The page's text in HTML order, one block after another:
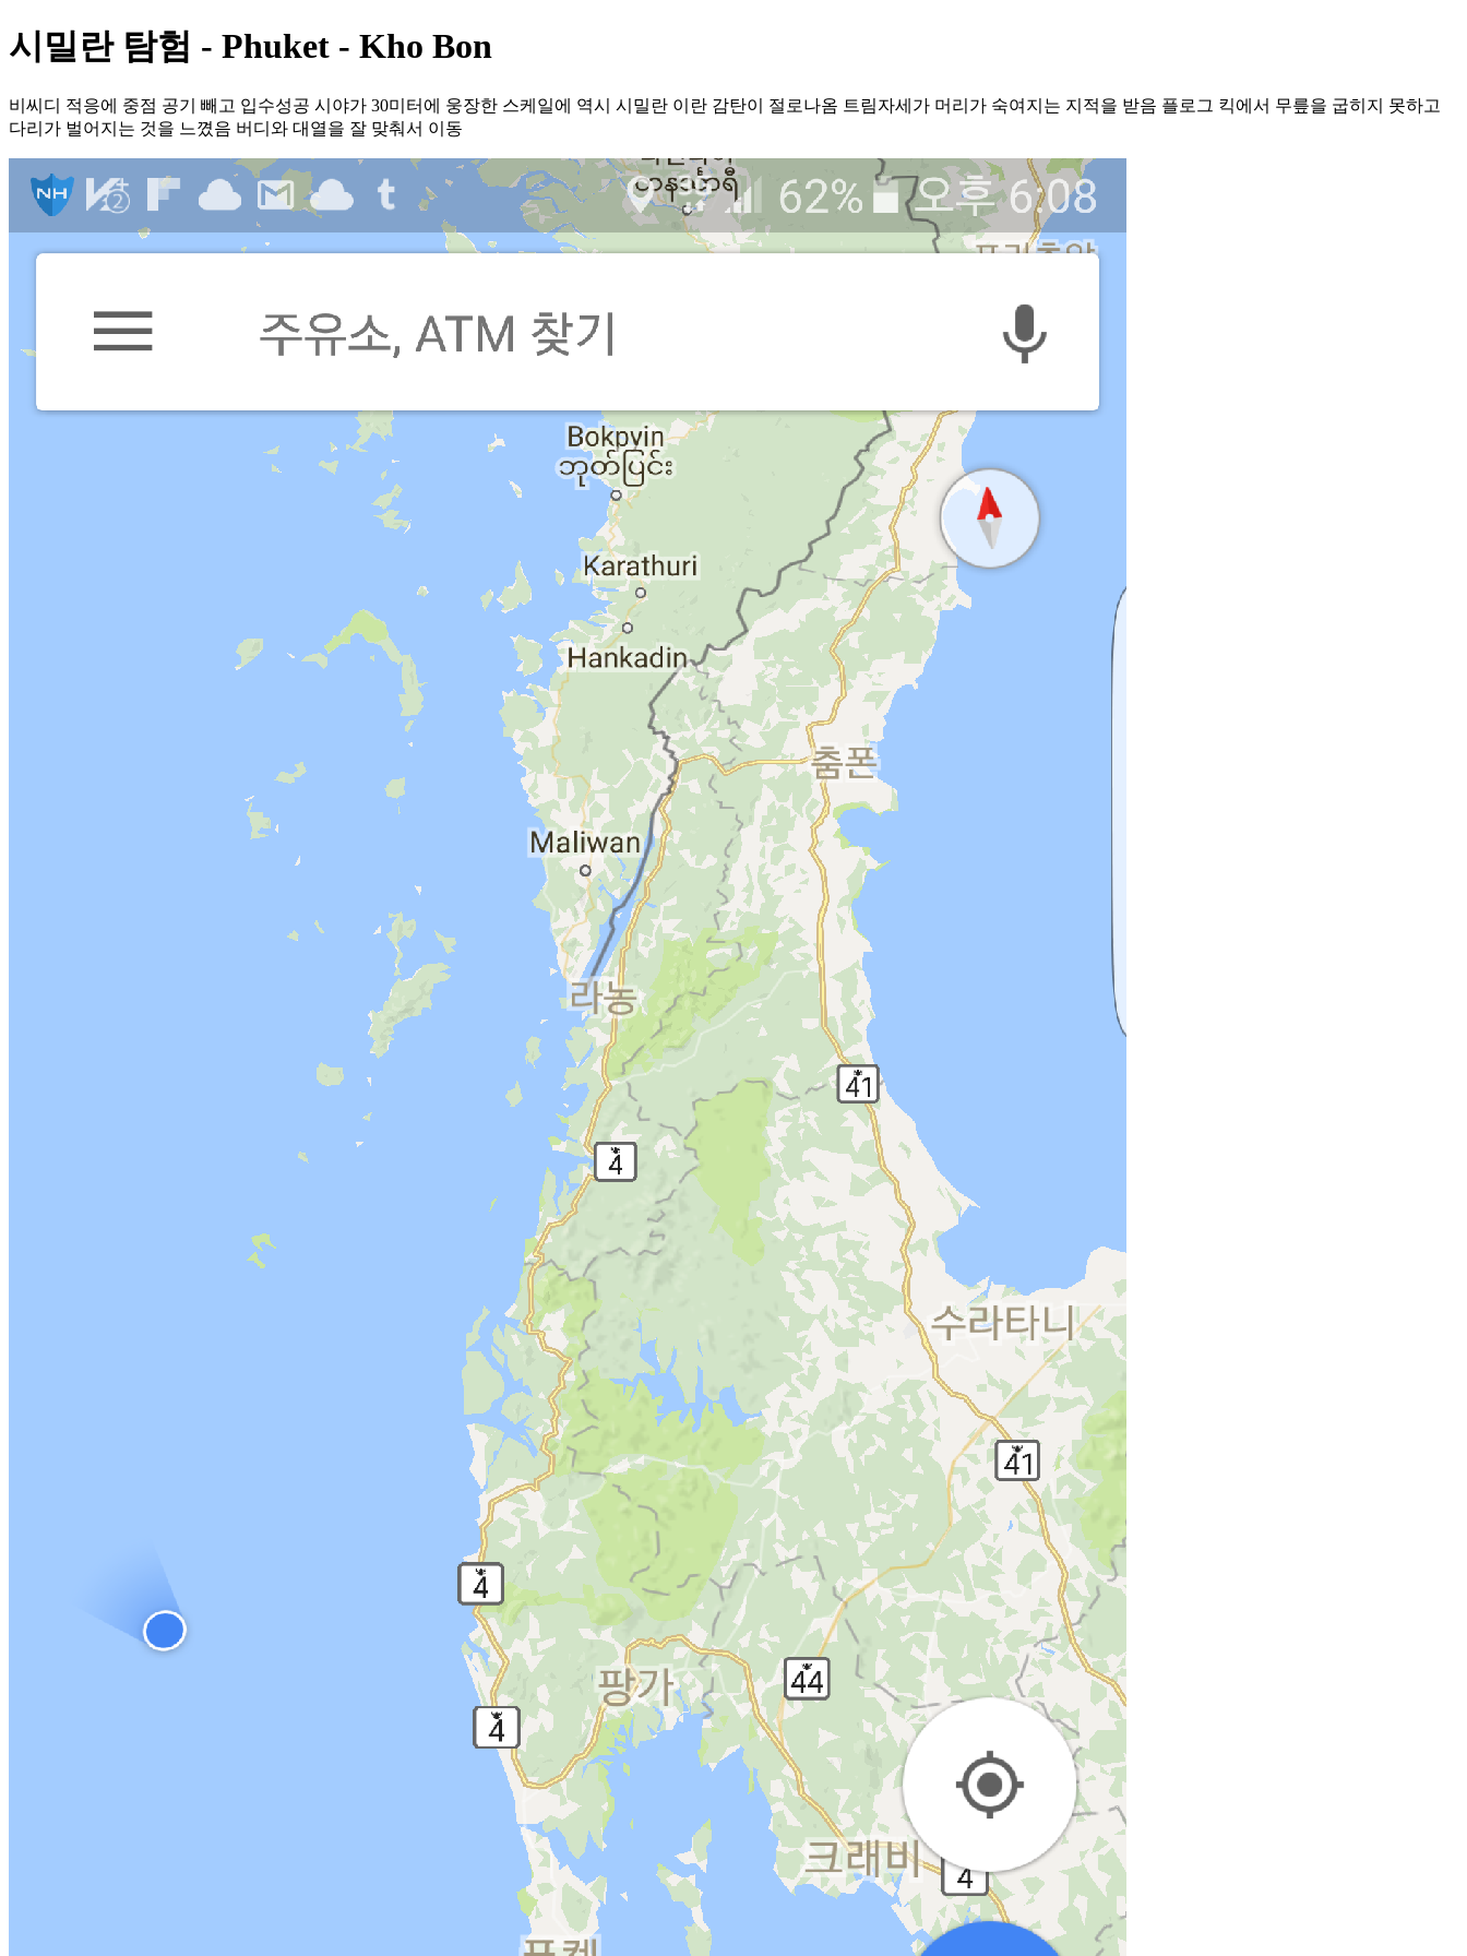
시밀란 탐험 - Phuket - Kho Bon
비씨디 적응에 중점 공기 빼고 입수성공 시야가 30미터에 웅장한 스케일에 역시 시밀란 이란 감탄이 절로나옴 트림자세가 머리가 숙여지는 지적을 받음 플로그 킥에서 무릎을 굽히지 못하고
다리가 벌어지는 것을 느꼈음 버디와 대열을 잘 맞춰서 이동